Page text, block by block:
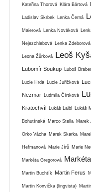
Kateřina Thorová Klára Bártová
Ladislav Skrbek Lenka Černá
Maierová Lenka Nováková
Nejezchlebová Lenka Zdeborová
Leona Žůrková Leoš
Lubomír Soukup Luboš
Lucie Hrdá Lucie Juřičková
Nezmar Ludmila Čírtková
Kratochvíl Lukáš Laibl Lukáš
Bohutínská Marco Stella Marek
Orko Vácha Marek Skarka
Heřmanová Marie Jírů Marie
Markéta Gregorová
Martin Buchtík Martin Ferus
Martin Konvička (lingvista)